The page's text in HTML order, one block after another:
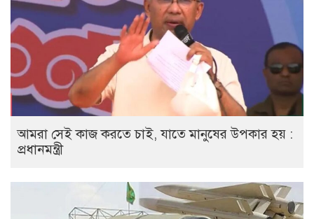
আমরা সেই কাজ করতে চাই, যাতে মানুষের উপকার হয় :
প্রধানমন্ত্রী